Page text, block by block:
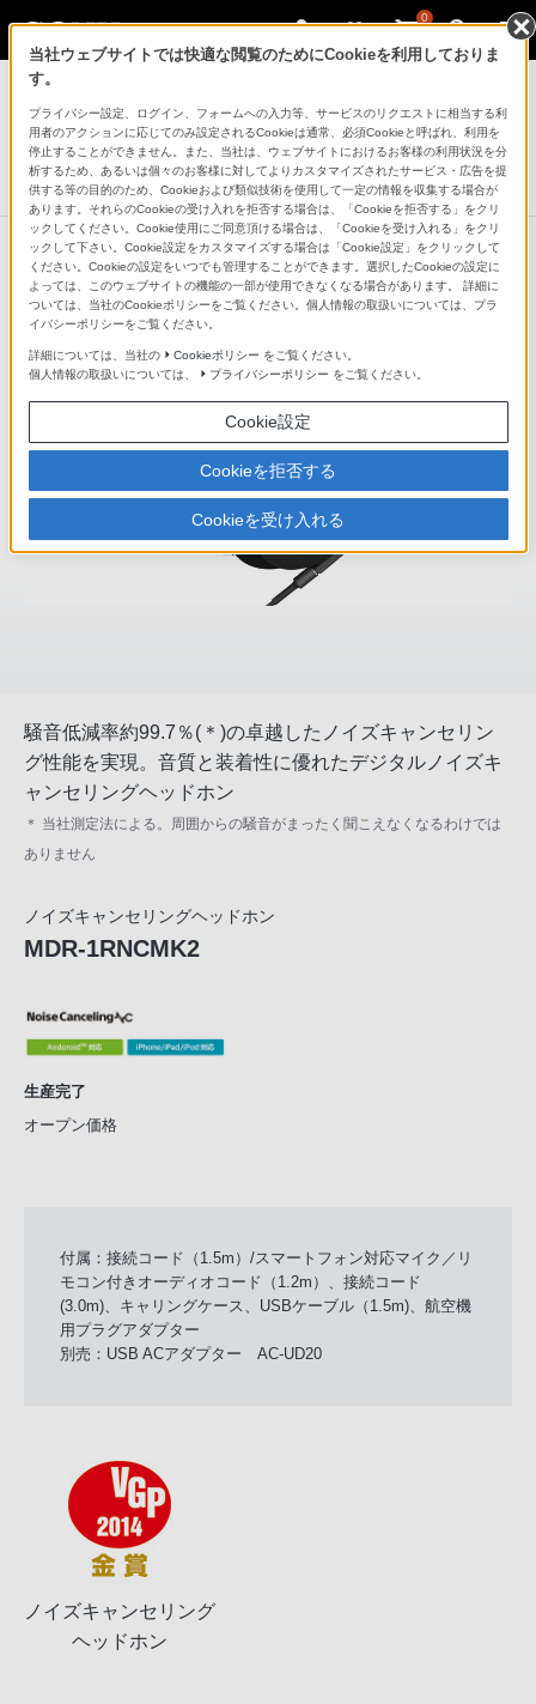
0
ヘッドホン
ノイズキャンセリングヘッドホン
MDR-1RNCMK2
DISCONTINUED 生産完了
騒音低減率約99.7％(＊)の卓越したノイズキャンセリン
グ性能を実現。音質と装着性に優れたデジタルノイズキ
ャンセリングヘッドホン
＊ 当社測定法による。周囲からの騒音がまったく聞こえなくなるわけでは
ありません
ノイズキャンセリングヘッドホン
MDR-1RNCMK2
生産完了
オープン価格
付属：接続コード（1.5m）/スマートフォン対応マイク／リ
モコン付きオーディオコード（1.2m）、接続コード
(3.0m)、キャリングケース、USBケーブル（1.5m)、航空機
用プラグアダプター
別売：USB ACアダプター AC-UD20
ノイズキャンセリング
ヘッドホン
当社ウェブサイトでは快適な閲覧のためにCookieを利用しておりま
す。
プライバシー設定、ログイン、フォームへの入力等、サービスのリクエストに相当する利
用者のアクションに応じてのみ設定されるCookieは通常、必須Cookieと呼ばれ、利用を
停止することができません。また、当社は、ウェブサイトにおけるお客様の利用状況を分
析するため、あるいは個々のお客様に対してよりカスタマイズされたサービス・広告を提
供する等の目的のため、Cookieおよび類似技術を使用して一定の情報を収集する場合が
あります。それらのCookieの受け入れを拒否する場合は、「Cookieを拒否する」をクリ
ックしてください。Cookie使用にご同意頂ける場合は、「Cookieを受け入れる」をクリ
ックして下さい。Cookie設定をカスタマイズする場合は「Cookie設定」をクリックして
ください。Cookieの設定をいつでも管理することができます。選択したCookieの設定に
よっては、このウェブサイトの機能の一部が使用できなくなる場合があります。 詳細に
ついては、当社のCookieポリシーをご覧ください。個人情報の取扱いについては、プラ
イバシーポリシーをご覧ください。
詳細については、当社の Cookieポリシー をご覧ください。
個人情報の取扱いについては、
プライバシーポリシー をご覧ください。
Cookie設定
Cookieを拒否する
Cookieを受け入れる